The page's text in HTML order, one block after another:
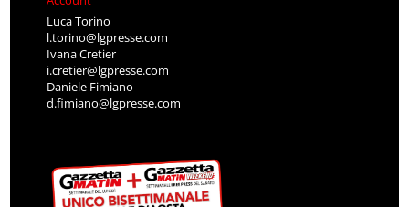
Luca Torino
l.torino@lgpresse.com
Ivana Cretier
i.cretier@lgpresse.com
Daniele Fimiano
d.fimiano@lgpresse.com